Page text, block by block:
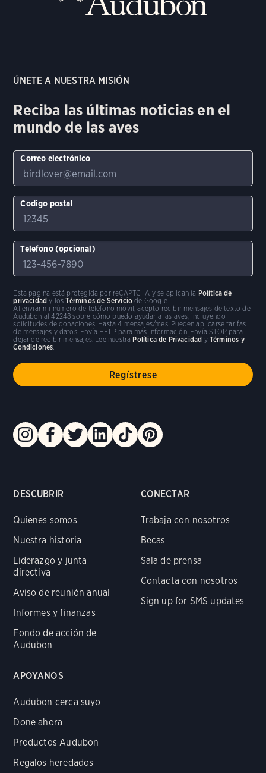
DESCUBRIR
Quienes somos
Nuestra historia
Liderazgo y junta
directiva
Aviso de reunión anual
Informes y finanzas
Fondo de acción de
Audubon
CONECTAR
Trabaja con nosotros
Becas
Sala de prensa
Contacta con nosotros
Sign up for SMS updates
APOYANOS
Audubon cerca suyo
Done ahora
Productos Audubon
Regalos heredados
ÚNETE A NUESTRA MISIÓN
Reciba las últimas noticias en el
mundo de las aves
Correo electrónico
Codigo postal
Telefono (opcional)
Al enviar mi número de teléfono móvil, acepto recibir mensajes de texto de
Audubon al 42248 sobre cómo puedo ayudar a las aves, incluyendo
solicitudes de donaciones. Hasta 4 mensajes/mes. Pueden aplicarse tarifas
de mensajes y datos. Envía HELP para más información. Envía STOP para
dejar de recibir mensajes. Lee nuestra Política de Privacidad y Términos y
Condiciones.
Esta pagina está protegida por reCAPTCHA y se aplican la Política de
privacidad y losTérminos de Servicio de Google